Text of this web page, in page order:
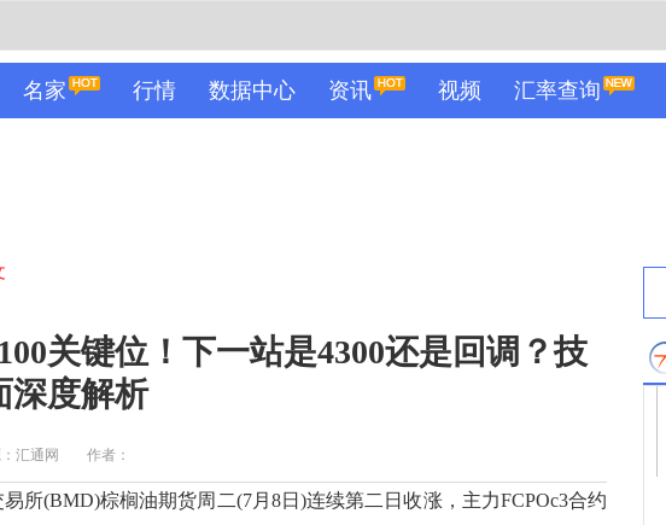
名家 行情 数据中心 资讯 视频 汇率查询
关键位！下一站是4300还是回调？技
深度解析
汇通网 作者：
(BMD)棕榈油期货周二(7月8日)连续第二日收涨，主力FCPOc3合约